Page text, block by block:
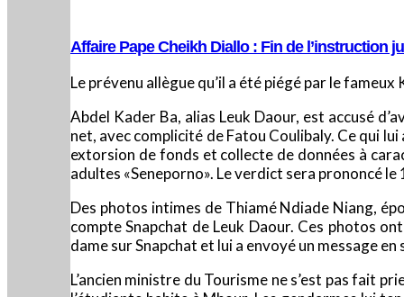
Affaire Pape Cheikh Diallo : Fin de l’instruction
Le prévenu allègue qu’il a été piégé par le
Abdel Kader Ba, alias Leuk Daour, est accusé
net, avec complicité de Fatou Coulibaly. Ce qui
extorsion de fonds et collecte de données à
adultes «Seneporno». Le verdict sera prononcé
Des photos intimes de Thiamé Ndiade Niang,
compte Snapchat de Leuk Daour. Ces photos
dame sur Snapchat et lui a envoyé un message
L’ancien ministre du Tourisme ne s’est pas fait